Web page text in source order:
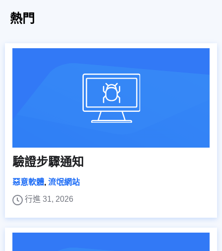
熱門
驗證步驟通知
惡意軟體, 流氓網站
行進 31, 2026